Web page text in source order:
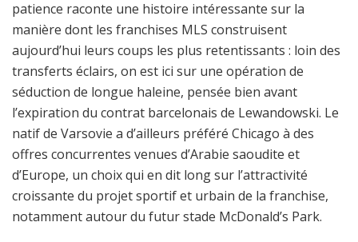
patience raconte une histoire intéressante sur la
manière dont les franchises MLS construisent
aujourd’hui leurs coups les plus retentissants : loin des
transferts éclairs, on est ici sur une opération de
séduction de longue haleine, pensée bien avant
l’expiration du contrat barcelonais de Lewandowski. Le
natif de Varsovie a d’ailleurs préféré Chicago à des
offres concurrentes venues d’Arabie saoudite et
d’Europe, un choix qui en dit long sur l’attractivité
croissante du projet sportif et urbain de la franchise,
notamment autour du futur stade McDonald’s Park.